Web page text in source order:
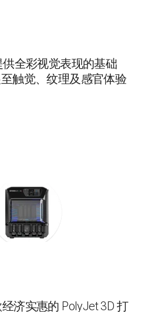
供全彩视觉表现的基础
至触觉、纹理及感官体验
济实惠的 PolyJet 3D 打